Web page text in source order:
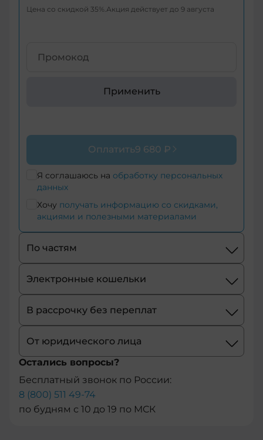
+971
+1-
+355
+374
+1-
684
+43
+61
+297
+358
Цена со скидкой 35% Акция действует до 9 августа
Применить
Оплатить9 680 ₽
Я соглашаюсь на обработку персональных
данных
Хочу получать информацию со скидками,
акциями и полезными материалами
По частям
Электронные кошельки
В рассрочку без переплат
От юридического лица
Остались вопросы?
Бесплатный звонок по России:
8 (800) 511 49-74
по будням с 10 до 19 по МСК